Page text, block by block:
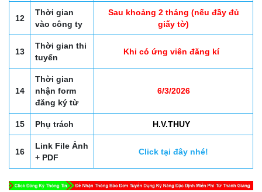
12
Thời gian
vào công ty
Sau khoảng 2 tháng (nếu đầy đủ
giấy tờ)
13
Thời gian thi
tuyển
Khi có ứng viên đăng kí
14
Thời gian
nhận form
đăng ký từ
6/3/2026
15 Phụ trách H.V.THUY
16
Link File Ảnh
+ PDF
Click tại đây nhé!